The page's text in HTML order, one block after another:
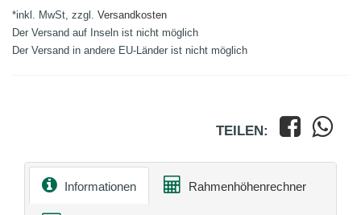
*inkl. MwSt, zzgl. Versandkosten
Der Versand auf Inseln ist nicht möglich
Der Versand in andere EU-Länder ist nicht möglich
TEILEN:
Informationen Rahmenhöhenrechner